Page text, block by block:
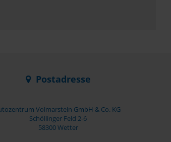
Postadresse
Volmarstein GmbH & Co. KG
Schöllinger Feld 2-6
58300 Wetter